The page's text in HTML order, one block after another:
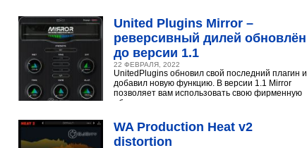
United Plugins Mirror –
реверсивный дилей обновлён
до версии 1.1
22 ФЕВРАЛЯ, 2022
UnitedPlugins обновил свой последний плагин и
добавил новую функцию. В версии 1.1 Mirror
позволяет вам использовать свою фирменную
обратную...
WA Production Heat v2
distortion